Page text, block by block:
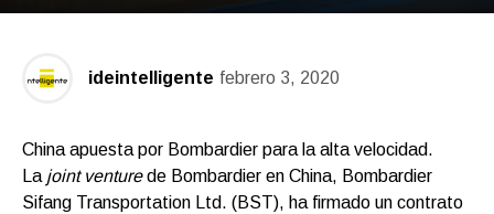
ideintelligente febrero 3, 2020
China apuesta por Bombardier para la alta velocidad.
La joint venturede Bombardier en China, Bombardier
Sifang Transportation Ltd. (BST), ha firmado un contrato